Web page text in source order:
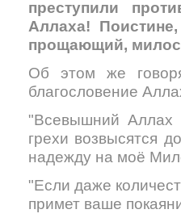
преступили
Аллаха!
прощающий,
Об этом же
благословение
"Всевышний Аллах
грехи возвысятся
надежду на моё
"Если даже
примет ваше